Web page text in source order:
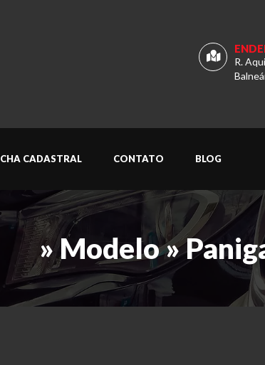
R.
CADASTRAL CONTATO BLOG
» Modelo »